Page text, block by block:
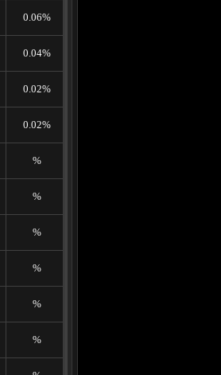
0.06%
0.04%
0.02%
0.02%
%
%
%
%
%
%